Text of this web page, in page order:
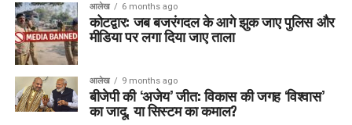
आलेख 6 months ago
कोटद्वार: जब बजरंगदल के आगे झुक जाए पुलिस और
मीडिया पर लगा दिया जाए ताला
आलेख 9 months ago
बीजेपी की ‘अजेय’ जीत: विकास की जगह ‘विश्वास’
का जादू, या सिस्टम का कमाल?